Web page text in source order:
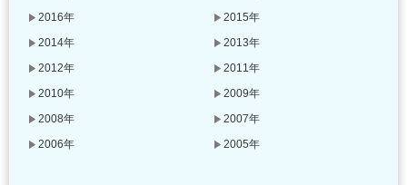
2016年
2015年
2014年
2013年
2012年
2011年
2010年
2009年
2008年
2007年
2006年
2005年